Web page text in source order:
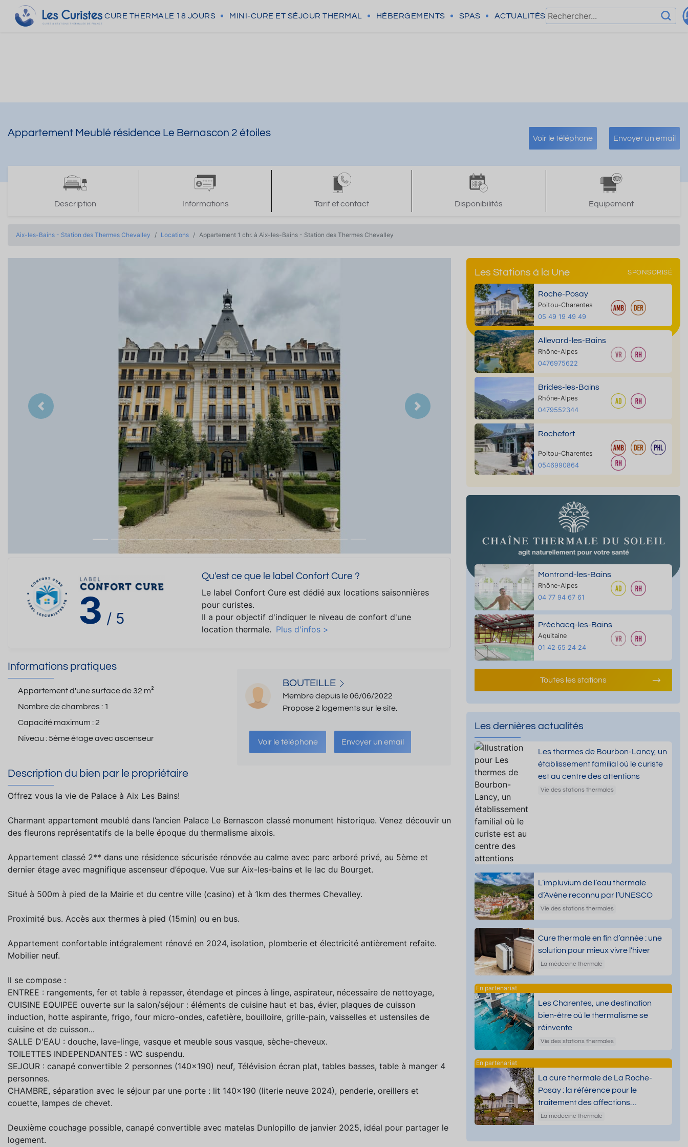
CURE THERMALE 18 JOURS MINI-CURE ET SÉJOUR THERMAL HÉBERGEMENTS SPAS ACTUALITÉS
Appartement Meublé résidence Le Bernascon 2 étoiles Voir le téléphone Envoyer un email
Description Informations Tarif et contact Disponibilités Equipement
Aix-les-Bains - Station des Thermes Chevalley Locations Appartement 1 chr. à Aix-les-Bains - Station des Thermes Chevalley
Précedent Suivant
3 / 5
Qu'est ce que le label Confort Cure ?
Le label Confort Cure est dédié aux locations saisonnières
pour curistes.
Il a pour objectif d'indiquer le niveau de confort d'une
location thermale. Plus d'infos >
Informations pratiques
Appartement d'une surface de32 m²
Nombre de chambres : 1
Capacité maximum :2
Niveau :5ème étage avec ascenseur
BOUTEILLE
Membre depuis le 06/06/2022
Propose 2 logements sur le site.
Voir le téléphone Envoyer un email
Description du bien par le propriétaire
Offrez vous la vie de Palace à Aix Les Bains!
Charmant appartement meublé dans l’ancien Palace Le Bernascon classé monument historique. Venez découvir un
des fleurons représentatifs de la belle époque du thermalisme aixois.
Appartement classé 2** dans une résidence sécurisée rénovée au calme avec parc arboré privé, au 5ème et
dernier étage avec magnifique ascenseur d’époque. Vue sur Aix-les-bains et le lac du Bourget.
Situé à 500m à pied de la Mairie et du centre ville (casino) et à 1km des thermes Chevalley.
Proximité bus. Accès aux thermes à pied (15min) ou en bus.
Appartement confortable intégralement rénové en 2024, isolation, plomberie et électricité antièrement refaite.
Mobilier neuf.
Il se compose :
ENTREE : rangements, fer et table à repasser, étendage et pinces à linge, aspirateur, nécessaire de nettoyage,
CUISINE EQUIPEE ouverte sur la salon/séjour : éléments de cuisine haut et bas, évier, plaques de cuisson
induction, hotte aspirante, frigo, four micro-ondes, cafetière, bouilloire, grille-pain, vaisselles et ustensiles de
cuisine et de cuisson...
SALLE D'EAU : douche, lave-linge, vasque et meuble sous vasque, sèche-cheveux.
TOILETTES INDEPENDANTES : WC suspendu.
SEJOUR : canapé convertible 2 personnes (140x190) neuf, Télévision écran plat, tables basses, table à manger 4
personnes.
CHAMBRE, séparation avec le séjour par une porte : lit 140x190 (literie neuve 2024), penderie, oreillers et
couette, lampes de chevet.
Deuxième couchage possible, canapé convertible avec matelas Dunlopillo de janvier 2025, idéal pour partager le
logement.
Les Stations à la Une SPONSORISÉ
Roche-Posay
Poitou-Charentes
05 49 19 49 49
Allevard-les-Bains
Rhône-Alpes
0476975622
Brides-les-Bains
Rhône-Alpes
0479552344
Rochefort
Poitou-Charentes
0546990864
Montrond-les-Bains
Rhône-Alpes
04 77 94 67 61
Préchacq-les-Bains
Aquitaine
01 42 65 24 24
Toutes les stations
Les dernières actualités
Les thermes de Bourbon-Lancy, un
établissement familial où le curiste
est au centre des attentions
Vie des stations thermales
L’impluvium de l’eau thermale
d’Avène reconnu par l’UNESCO
Vie des stations thermales
Cure thermale en fin d’année : une
solution pour mieux vivre l’hiver
La médecine thermale
Les Charentes, une destination
bien-être où le thermalisme se
réinvente
Vie des stations thermales
La cure thermale de La Roche-
Posay : la référence pour le
traitement des affections
dermatologiques
La médecine thermale